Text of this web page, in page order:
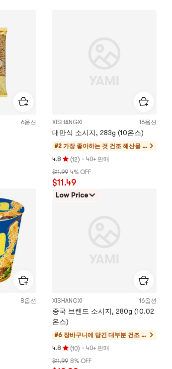
6옵션 XISHANGXI 16옵션
대만식 소시지, 283g (10온스)
#2 가장 좋아하는 것 건조 해산물 &
숙성 베이컨
4.8
평
점
4.8
개
(12) · 40+ 판매
$11.99 4% OFF
$11.49
8옵션
Low Price
XISHANGXI 16옵션
중국 브랜드 소시지, 280g (10.02
온스)
#6 장바구니에 담긴 대부분 건조 해
4.8
평
점
(10) · 40+ 판매
$11.99 8% OFF